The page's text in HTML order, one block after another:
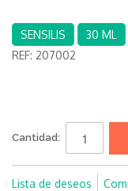
SENSILIS
30 ML
REF: 207002
Cantidad:
Lista de deseos